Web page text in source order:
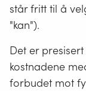
Hentet fra
av
fossil gass
står fritt til å
"kan").
Det er
kostnadene
forbudet mot